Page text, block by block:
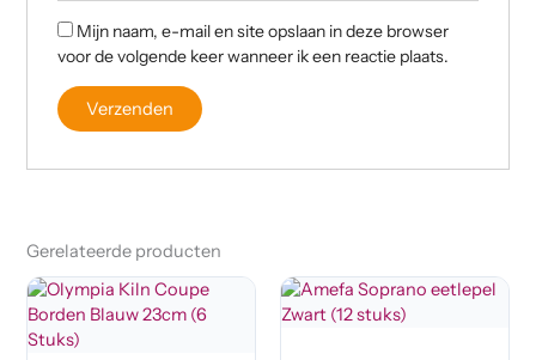
Mijn naam, e-mail en site opslaan in deze browser
voor de volgende keer wanneer ik een reactie plaats.
Gerelateerde producten